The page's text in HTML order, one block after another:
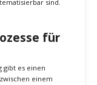
eine der
Möglichkeiten, wie
mit